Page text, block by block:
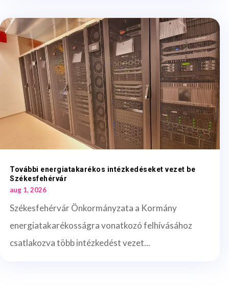
További energiatakarékos intézkedéseket vezet be
Székesfehérvár
aug 1, 2026
Székesfehérvár Önkormányzata a Kormány
energiatakarékosságra vonatkozó felhívásához
csatlakozva több intézkedést vezet...